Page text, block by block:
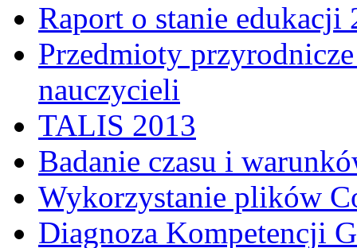
Raport o stanie edukacji
Przedmioty
nauczycieli
TALIS 2013
Badanie czasu i
Wykorzystanie plików
Diagnoza Kompetencji